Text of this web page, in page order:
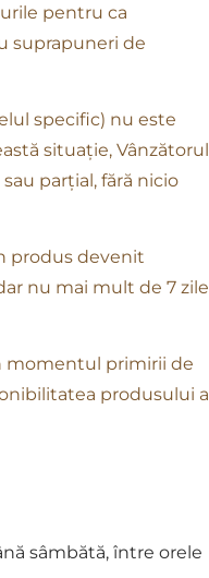
pentru ca
suprapuneri de
specific) nu este
situație, Vânzătorul
parțial, fără nicio
produs devenit
nu mai mult de 7 zile
momentul primirii de
produsului a
sâmbătă, între orele